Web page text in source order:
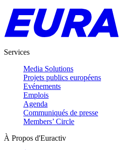
Services
Media Solutions
Projets publics européens
Evénements
Emplois
Agenda
Communiqués de presse
Members’ Circle
À Propos d'Euractiv